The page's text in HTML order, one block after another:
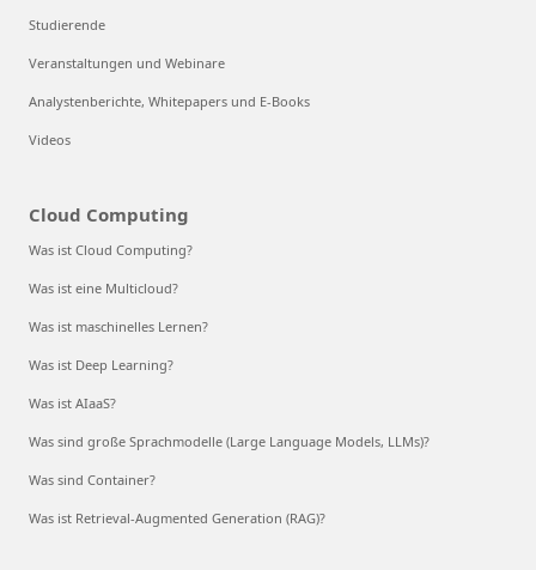
Studierende
Veranstaltungen und Webinare
Analystenberichte, Whitepapers und E-Books
Videos
Cloud Computing
Was ist Cloud Computing?
Was ist eine Multicloud?
Was ist maschinelles Lernen?
Was ist Deep Learning?
Was ist AIaaS?
Was sind große Sprachmodelle (Large Language Models, LLMs)?
Was sind Container?
Was ist Retrieval-Augmented Generation (RAG)?